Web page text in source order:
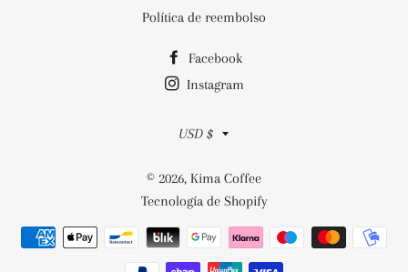
Política de reembolso
Facebook
Instagram
Moneda
USD $
© 2026, Kima Coffee
Tecnología de Shopify
Métodos
de